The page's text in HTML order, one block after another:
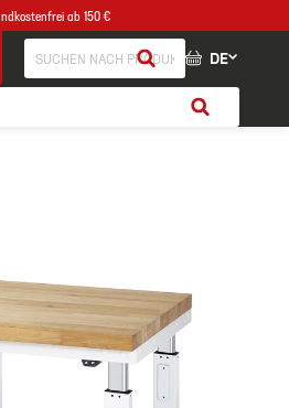
ab 150 €
DE